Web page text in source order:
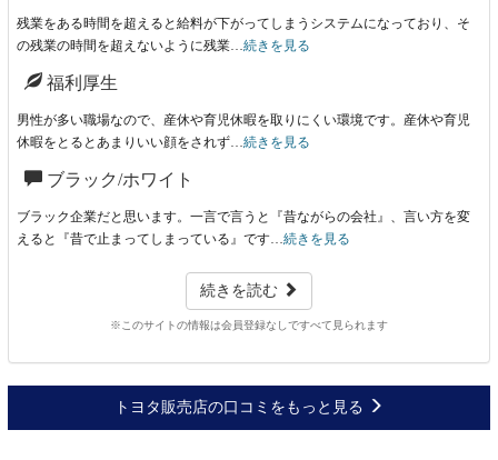
残業をある時間を超えると給料が下がってしまうシステムになっており、そ
の残業の時間を超えないように残業… 続きを見る
福利厚生
男性が多い職場なので、産休や育児休暇を取りにくい環境です。産休や育児
休暇をとるとあまりいい顔をされず… 続きを見る
ブラック/ホワイト
ブラック企業だと思います。一言で言うと『昔ながらの会社』、言い方を変
えると『昔で止まってしまっている』です… 続きを見る
続きを読む
※このサイトの情報は会員登録なしですべて見られます
トヨタ販売店の口コミをもっと見る